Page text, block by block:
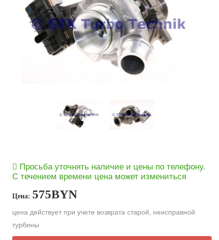
Просьба уточнять наличие и цены по телефону.
С течением времени цена может измениться
Цена: 575BYN
цена действует при учете возврата старой, неисправной
турбины